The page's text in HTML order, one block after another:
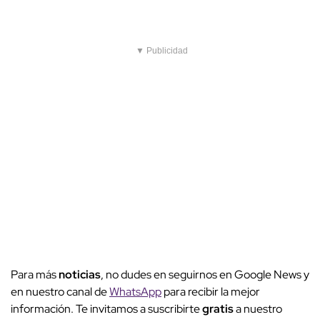
▼ Publicidad
Para másnoticias, no dudes en seguirnos en Google News y
en nuestro canal deWhatsApppara recibir la mejor
información. Te invitamos a suscribirtegratisa nuestro